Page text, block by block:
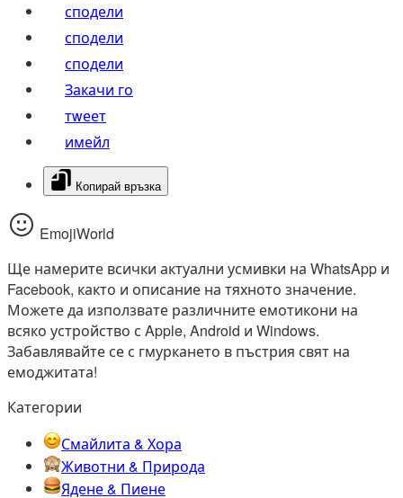
сподели
сподели
сподели
Закачи го
тwеет
имейл
Копирай връзка
EmojiWorld
Ще намерите всички актуални усмивки на WhatsApp и
Facebook, както и описание на тяхното значение.
Можете да използвате различните емотикони на
всяко устройство с Apple, Android и Windows.
Забавлявайте се с гмуркането в пъстрия свят на
емоджитата!
Категории
Смайлита & Хора
Животни & Природа
Ядене & Пиене